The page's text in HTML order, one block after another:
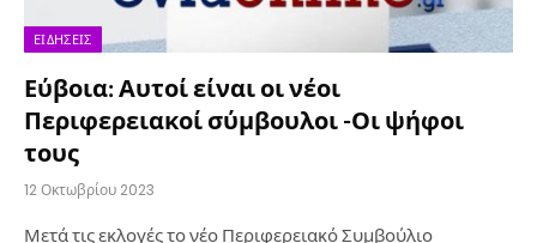
ΕΙΔΉΣΕΙΣ
Εύβοια: Αυτοί είναι οι νέοι
Περιφερειακοί σύμβουλοι -Οι ψήφοι
τους
12 Οκτωβρίου 2023
Μετά τις εκλογές το νέο Περιφερειακό Συμβούλιο